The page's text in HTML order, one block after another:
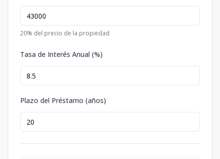
20% del precio de la propiedad
Tasa de Interés Anual (%)
Plazo del Préstamo (años)